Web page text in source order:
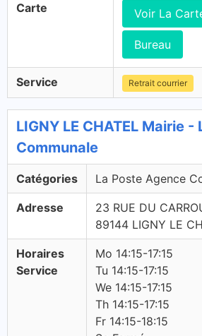
Carte Voir La
Bureau
Service Retrait courrier
LIGNY LE CHATEL Mairie
Communale
Catégories La Poste Agence
Adresse
23 RUE DU
89144 LIGNY LE
Horaires
Service
Mo 14:15-17:15
Tu 14:15-17:15
We 14:15-17:15
Th 14:15-17:15
Fr 14:15-18:15